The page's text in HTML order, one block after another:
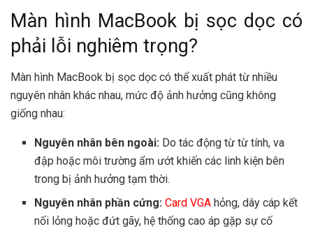
Màn hình MacBook bị sọc dọc có
phải lỗi nghiêm trọng?
Màn hình MacBook bị sọc dọc có thể xuất phát từ nhiều
nguyên nhân khác nhau, mức độ ảnh hưởng cũng không
giống nhau:
Nguyên nhân bên ngoài: Do tác động từ từ tính, va
đập hoặc môi trường ẩm ướt khiến các linh kiện bên
trong bị ảnh hưởng tạm thời.
Nguyên nhân phần cứng: Card VGA hỏng, dây cáp kết
nối lỏng hoặc đứt gãy, hệ thống cao áp gặp sự cố